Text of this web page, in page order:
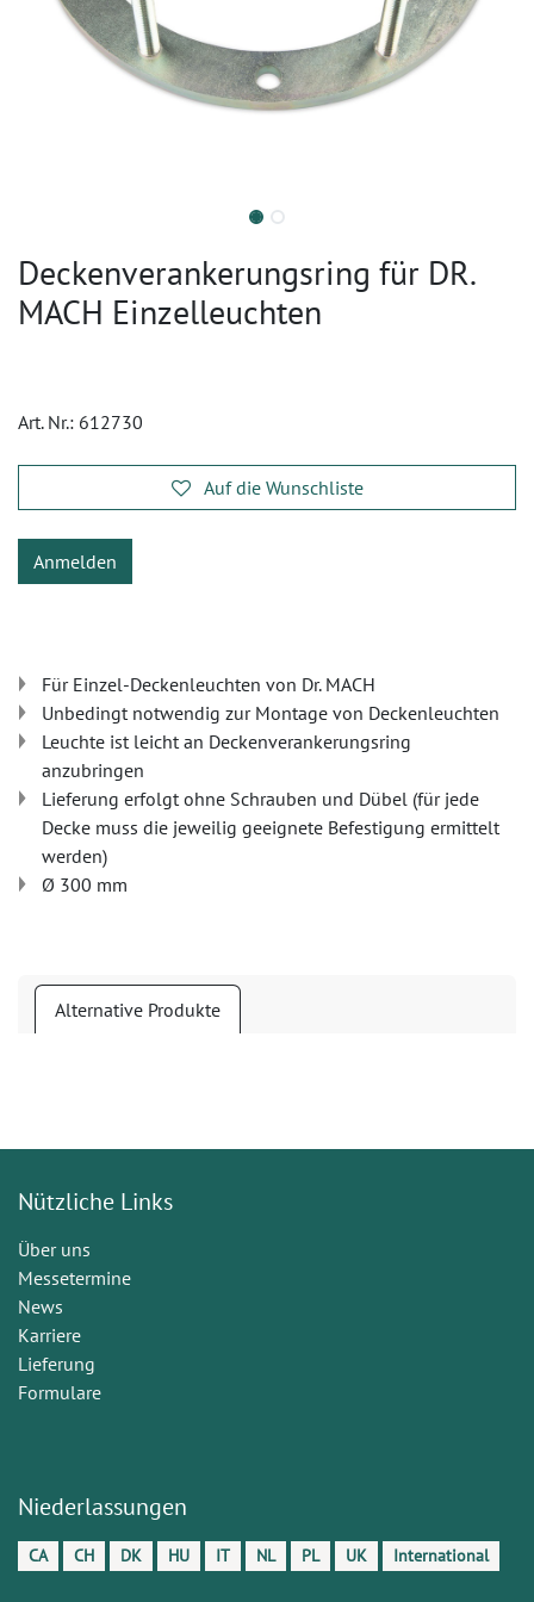
Deckenverankerungsring für DR.
MACH Einzelleuchten
Art. Nr.: 612730
Auf die Wunschliste
Anmelden
Für Einzel-Deckenleuchten von Dr. MACH
Unbedingt notwendig zur Montage von Deckenleuchten
Leuchte ist leicht an Deckenverankerungsring
anzubringen
Lieferung erfolgt ohne Schrauben und Dübel (für jede
Decke muss die jeweilig geeignete Befestigung ermittelt
werden)
Ø 300 mm
Alternative Produkte
Nützliche Links
Über uns
Messetermine
News
Karriere
Lieferung
Formulare
Niederlassungen
CA CH DK HU IT NL PL UK International